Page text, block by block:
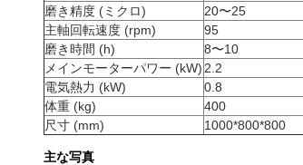
磨き精度 (ミクロ)
20〜25
主軸回転速度 (rpm)
95
磨き時間 (h)
8〜10
メインモーターパワー (kW) 2.2
電気熱力 (kW)
0.8
体重 (kg)
400
尺寸 (mm)
1000*800*800
主な写真